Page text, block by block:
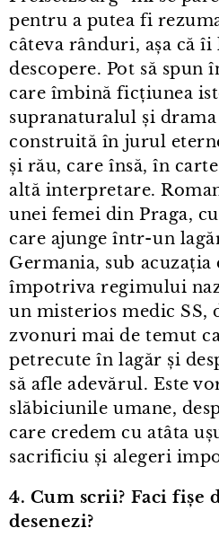
pentru a putea fi
câteva rânduri, așa că
descopere. Pot să spun
care îmbină ficțiunea
supranaturalul și
construită în jurul
și rău, care însă, în
altă interpretare.
unei femei din Praga,
care ajunge într⁠-⁠un
Germania, sub
împotriva regimului
un misterios medic SS,
zvonuri mai de temut
petrecute în lagăr și
să afle adevărul. Este
slăbiciunile umane,
care credem cu atâta
sacrificiu și alegeri
4. Cum scrii? Faci fișe
desenezi?